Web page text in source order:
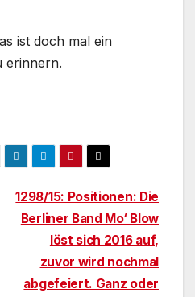
ist doch mal ein
erinnern.
1298/15: Positionen: Die
Berliner Band Mo‘ Blow
löst sich 2016 auf,
zuvor wird nochmal
abgefeiert. Ganz oder